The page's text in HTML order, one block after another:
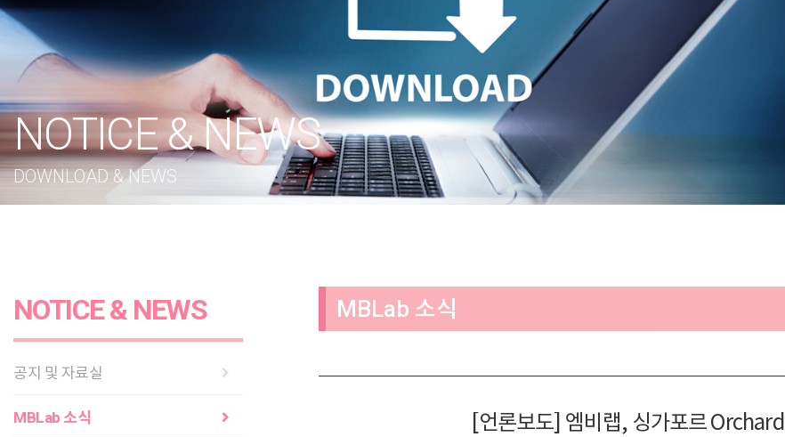
NOTICE & NEWS
DOWNLOAD & NEWS
NOTICE & NEWS
공지 및 자료실
MBLab 소식
MBLab 소식
[언론보도] 엠비랩, 싱가포르